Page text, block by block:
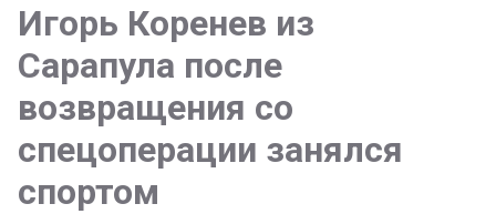
Игорь Коренев из
Сарапула после
возвращения со
спецоперации занялся
спортом